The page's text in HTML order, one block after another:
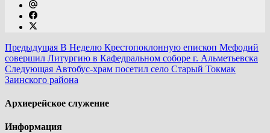
Предыдущая В Неделю Крестопоклонную епископ Мефодий
совершил Литургию в Кафедральном соборе г. Альметьевска
Следующая Автобус-храм посетил село Старый Токмак
Заинского района
Архиерейское служение
Информация